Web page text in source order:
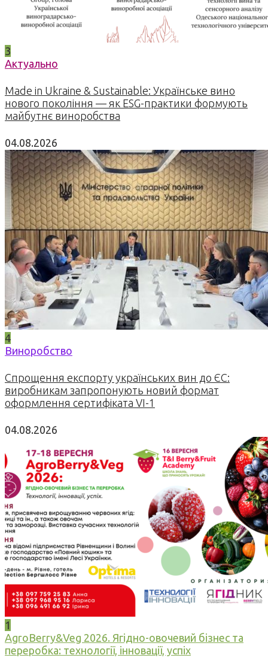
3
Актуально
Made in Ukraine & Sustainable: Українське вино
нового покоління — як ESG-практики формують
майбутнє виноробства
04.08.2026
4
Виноробство
Спрощення експорту українських вин до ЄС:
виробникам запропонують новий формат
оформлення сертифіката VI-1
04.08.2026
1
AgroBerry&Veg 2026. Ягідно-овочевий бізнес та
переробка: технології, інновації, успіх